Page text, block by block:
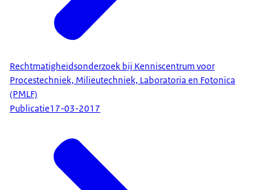
Rechtmatigheidsonderzoek bij Kenniscentrum voor
Procestechniek, Milieutechniek, Laboratoria en Fotonica
(PMLF)
Publicatie17-03-2017